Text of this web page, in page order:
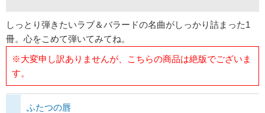
しっとり弾きたいラブ＆バラードの名曲がしっかり詰まった1
冊。心をこめて弾いてみてね。
※大変申し訳ありませんが、こちらの商品は絶版でございま
す。
ふたつの唇